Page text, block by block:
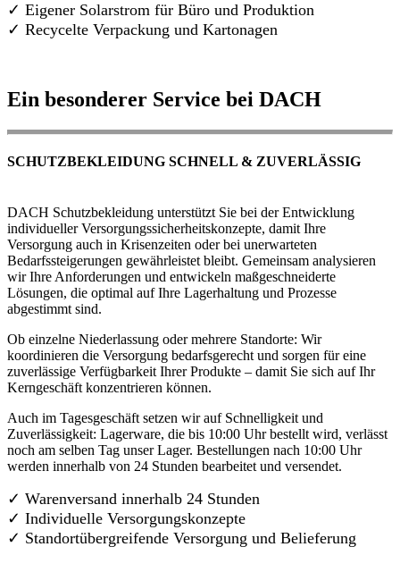
✓ Eigener Solarstrom für Büro und Produktion
✓ Recycelte Verpackung und Kartonagen
Ein besonderer Service bei DACH
SCHUTZBEKLEIDUNG SCHNELL & ZUVERLÄSSIG
DACH Schutzbekleidung unterstützt Sie bei der Entwicklung
individueller Versorgungssicherheitskonzepte, damit Ihre
Versorgung auch in Krisenzeiten oder bei unerwarteten
Bedarfssteigerungen gewährleistet bleibt. Gemeinsam analysieren
wir Ihre Anforderungen und entwickeln maßgeschneiderte
Lösungen, die optimal auf Ihre Lagerhaltung und Prozesse
abgestimmt sind.
Ob einzelne Niederlassung oder mehrere Standorte: Wir
koordinieren die Versorgung bedarfsgerecht und sorgen für eine
zuverlässige Verfügbarkeit Ihrer Produkte – damit Sie sich auf Ihr
Kerngeschäft konzentrieren können.
Auch im Tagesgeschäft setzen wir auf Schnelligkeit und
Zuverlässigkeit: Lagerware, die bis 10:00 Uhr bestellt wird, verlässt
noch am selben Tag unser Lager. Bestellungen nach 10:00 Uhr
werden innerhalb von 24 Stunden bearbeitet und versendet.
✓ Warenversand innerhalb 24 Stunden
✓ Individuelle Versorgungskonzepte
✓ Standortübergreifende Versorgung und Belieferung